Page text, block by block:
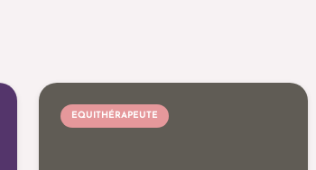
EQUITHÉRAPEUTE